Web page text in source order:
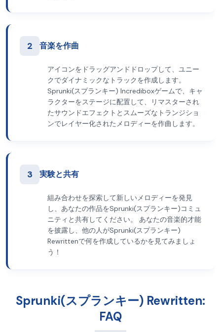
2 音楽を作曲
アイコンをドラッグアンドドロップして、ユニー
クでダイナミックなトラックを作成します。
Sprunki(スプランキー) Incrediboxゲームで、キャ
ラクターをステージに配置して、リマスターされ
たサウンドエフェクトとスムーズなトランジショ
ンでレイヤー化されたメロディーを作曲します。
3 実験と共有
組み合わせを探索して新しいメロディーを発見
し、あなたの作品をSprunki(スプランキー)コミュ
ニティと共有してください。 あなたの音楽的才能
を披露し、他の人がSprunki(スプランキー)
Rewrittenで何を作成しているかを見てみましょ
う！
Sprunki(スプランキー) Rewritten:
FAQ